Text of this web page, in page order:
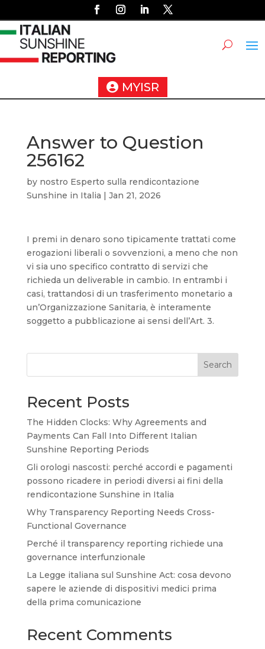
MYISR
Answer to Question
256162
by nostro Esperto sulla rendicontazione
Sunshine in Italia | Jan 21, 2026
I premi in denaro sono tipicamente trattati come
erogazioni liberali o sovvenzioni, a meno che non
vi sia uno specifico contratto di servizi che
richieda un deliverable in cambio. In entrambi i
casi, trattandosi di un trasferimento monetario a
un’Organizzazione Sanitaria, è interamente
soggetto a pubblicazione ai sensi dell’Art. 3.
Search
Recent Posts
The Hidden Clocks: Why Agreements and
Payments Can Fall Into Different Italian
Sunshine Reporting Periods
Gli orologi nascosti: perché accordi e pagamenti
possono ricadere in periodi diversi ai fini della
rendicontazione Sunshine in Italia
Why Transparency Reporting Needs Cross-
Functional Governance
Perché il transparency reporting richiede una
governance interfunzionale
La Legge italiana sul Sunshine Act: cosa devono
sapere le aziende di dispositivi medici prima
della prima comunicazione
Recent Comments